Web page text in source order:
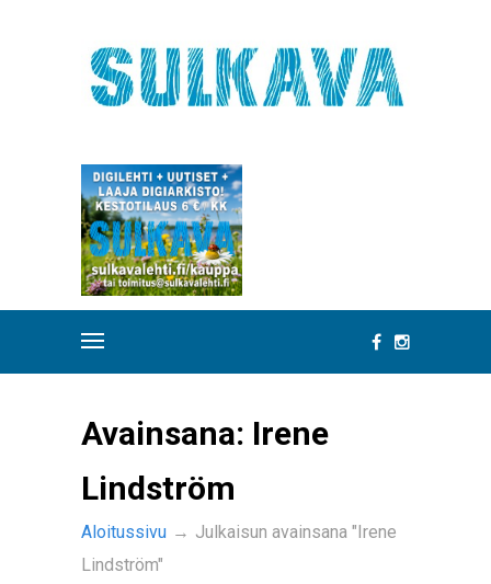
Avainsana: Irene
Lindström
Aloitussivu → Julkaisun avainsana "Irene
Lindström"